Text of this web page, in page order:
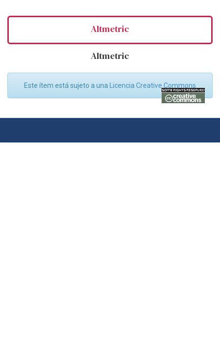
Altmetric
Altmetric
Este ítem está sujeto a una Licencia Creative Commons